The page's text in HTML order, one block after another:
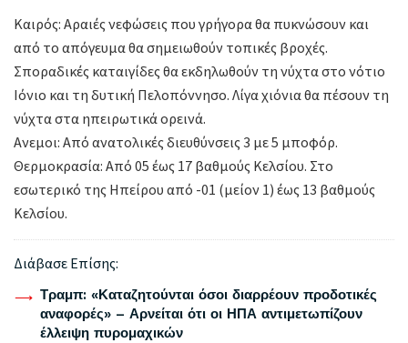
Καιρός: Αραιές νεφώσεις που γρήγορα θα πυκνώσουν και
από το απόγευμα θα σημειωθούν τοπικές βροχές.
Σποραδικές καταιγίδες θα εκδηλωθούν τη νύχτα στο νότιο
Ιόνιο και τη δυτική Πελοπόννησο. Λίγα χιόνια θα πέσουν τη
νύχτα στα ηπειρωτικά ορεινά.
Ανεμοι: Από ανατολικές διευθύνσεις 3 με 5 μποφόρ.
Θερμοκρασία: Από 05 έως 17 βαθμούς Κελσίου. Στο
εσωτερικό της Ηπείρου από -01 (μείον 1) έως 13 βαθμούς
Κελσίου.
Διάβασε Επίσης:
Τραμπ: «Καταζητούνται όσοι διαρρέουν προδοτικές
αναφορές» – Αρνείται ότι οι ΗΠΑ αντιμετωπίζουν
έλλειψη πυρομαχικών